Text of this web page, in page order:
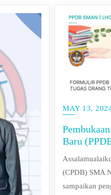
MAY 13,
Baru
(CPDB) SMA
sampaikan